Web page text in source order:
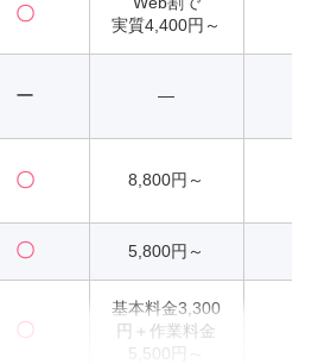
〇
実質4,400円～
ー ―
〇 8,800円～
〇 5,800円～
〇
基本料金3,300
円＋作業料金
5,500円～